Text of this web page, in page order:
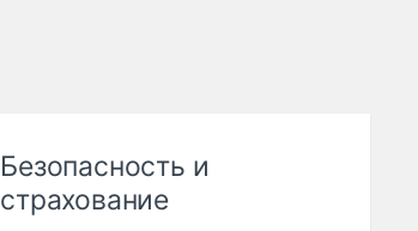
Безопасность и
страхование